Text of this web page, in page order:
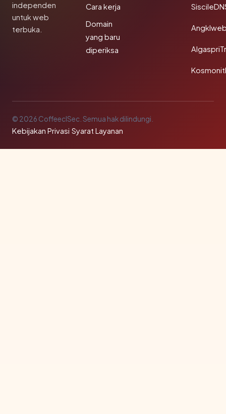
independen
untuk web
terbuka.
Cara kerja
Domain
yang baru
diperiksa
© 2026 CoffeeclSec. Semua hak dilindungi.
Kebijakan Privasi·Syarat Layanan